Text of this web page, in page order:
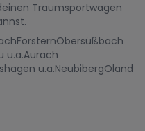
Traumsportwagen
ForsternObersüßbach
u.a.Aurach
u.a.NeubibergOland